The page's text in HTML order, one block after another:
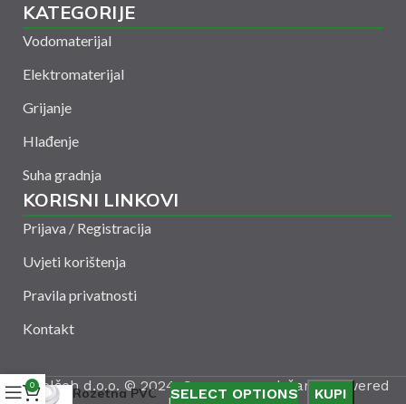
KATEGORIJE
Vodomaterijal
Elektromaterijal
Grijanje
Hlađenje
Suha gradnja
KORISNI LINKOVI
Prijava / Registracija
Uvjeti korištenja
Pravila privatnosti
Kontakt
Amelšeh d.o.o. © 2024. Sva prava zadržana. Powered
Rozetna PVC SELECT OPTIONS KUPI
0